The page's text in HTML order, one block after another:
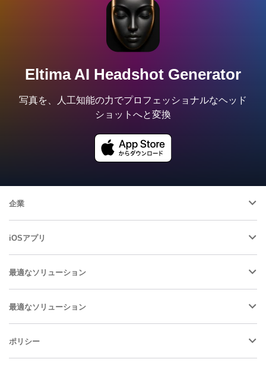
Eltima AI Headshot Generator
写真を、人工知能の力でプロフェッショナルなヘッド
ショットへと変換
企業
iOSアプリ
最適なソリューション
最適なソリューション
ポリシー